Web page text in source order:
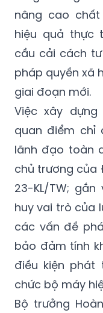
nâng cao
hiệu quả thực
cầu cải cách
pháp quyền xã
giai đoạn mới.
Việc xây
quan điểm
lãnh đạo toàn
chủ trương của
23-KL/TW;
huy vai trò của
các vấn đề
bảo đảm tính
điều kiện
chức bộ máy
Bộ trưởng